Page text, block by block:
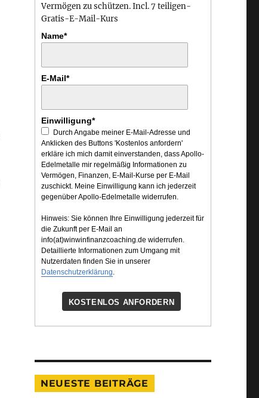
Vermögen zu schützen. Incl. 7 teiligen-
Gratis-E-Mail-Kurs
Name*
E-Mail*
Einwilligung*
Durch Angabe meiner E-Mail-Adresse und
Anklicken des Buttons 'Kostenlos anfordern'
erkläre ich mich damit einverstanden, dass Apollo-
Edelmetalle mir regelmäßig Informationen zu
Vermögen, Finanzen, E-Mail-Kurse per E-Mail
zuschickt. Meine Einwilligung kann ich jederzeit
gegenüber Apollo-Edelmetalle widerrufen.
Hinweis: Sie können Ihre Einwilligung jederzeit für
die Zukunft per E-Mail an
info(at)winwinfinanzcoaching.de widerrufen.
Detaillierte Informationen zum Umgang mit
Nutzerdaten finden Sie in unserer
Datenschutzerklärung
KOSTENLOS ANFORDERN
NEUESTE BEITRÄGE